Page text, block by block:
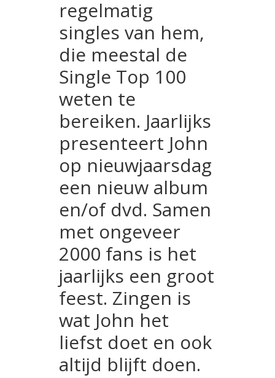
regelmatig
singles van hem,
die meestal de
Single Top 100
weten te
bereiken. Jaarlijks
presenteert John
op nieuwjaarsdag
een nieuw album
en/of dvd. Samen
met ongeveer
2000 fans is het
jaarlijks een groot
feest. Zingen is
wat John het
liefst doet en ook
altijd blijft doen.